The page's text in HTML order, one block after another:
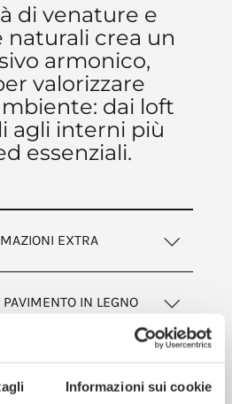
Informazioni sui cookie
di venature e
crea un
armonico,
valorizzare
dai loft
agli interni più
essenziali.
EXTRA
IN LEGNO
DI PRODOTTO